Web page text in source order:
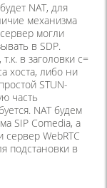
NAT, для
механизма
могли
в SDP.
в заголовки c=
хоста, либо ни
STUN-
часть
NAT будем
SIP Comedia, а
сервер WebRTC
подстановки в